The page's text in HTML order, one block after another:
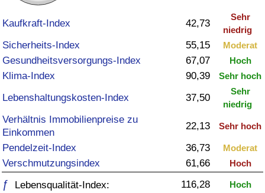
Kaufkraft-Index 42,73
Sehr
niedrig
Sicherheits-Index 55,15 Moderat
Gesundheitsversorgungs-Index 67,07 Hoch
Klima-Index 90,39 Sehr hoch
Lebenshaltungskosten-Index 37,50
Sehr
niedrig
Verhältnis Immobilienpreise zu
Einkommen
22,13 Sehr hoch
Pendelzeit-Index 36,73 Moderat
Verschmutzungsindex 61,66 Hoch
ƒ Lebensqualität-Index: 116,28
Hoch
in Akaba
Kriminalität
Kriminalitäts-Index
Kriminalitätsindex nach Land
Gesundheitsversorgung
Gesundheitsversorgungs-Index (aktuell)
Gesundheitsversorgungs-Index